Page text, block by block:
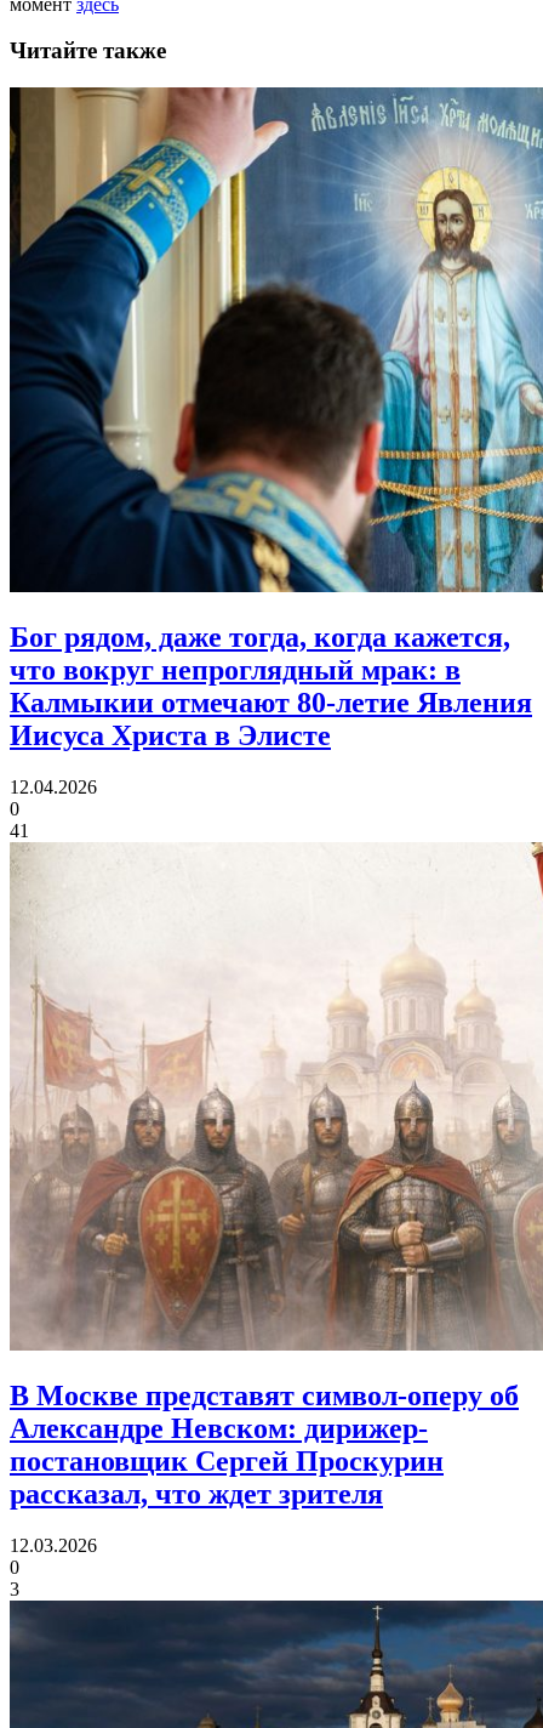
Читайте также
Бог рядом, даже тогда, когда кажется,
что вокруг непроглядный мрак: в
Калмыкии отмечают 80‑летие Явления
Иисуса Христа в Элисте
12.04.2026
0
41
В Москве представят символ-оперу об
Александре Невском: дирижер-
постановщик Сергей Проскурин
рассказал, что ждет зрителя
12.03.2026
0
3